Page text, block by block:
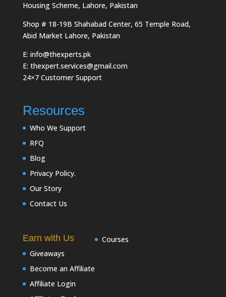
Housing Scheme, Lahore, Pakistan
Shop # 18-19B Shahabad Center, 65 Temple Road,
Abid Market Lahore, Pakistan
E: info@thexperts.pk
E: thexpert.services@gmail.com
24×7 Customer Support
Resources
Who We Support
RFQ
Blog
Privacy Policy.
Our Story
Contact Us
Earn with Us
Giveaways
Become an Affiliate
Affiliate Login
Courses